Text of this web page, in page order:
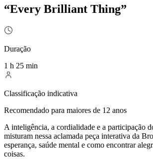
“Every Brilliant Thing”
Duração
1 h 25 min
Classificação indicativa
Recomendado para maiores de 12 anos
A inteligência, a cordialidade e a participação
misturam nessa aclamada peça interativa da
esperança, saúde mental e como encontrar
coisas.